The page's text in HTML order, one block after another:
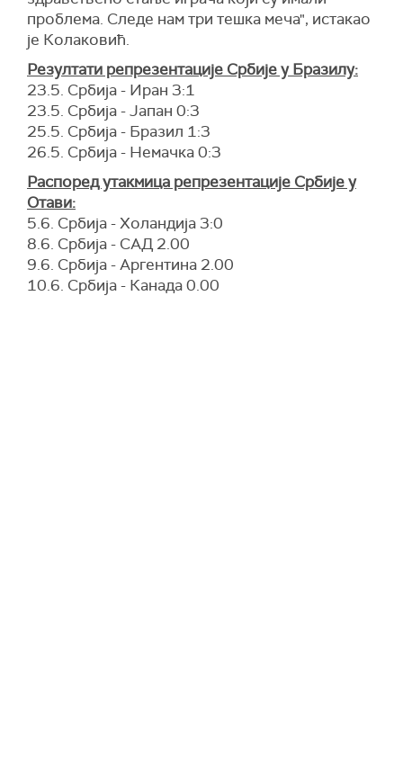
проблема. Следе нам три тешка меча", истакао
је Колаковић.
Резултати репрезентације Србије у Бразилу:
23.5. Србија - Иран 3:1
23.5. Србија - Јапан 0:3
25.5. Србија - Бразил 1:3
26.5. Србија - Немачка 0:3
Распоред утакмица репрезентације Србије у
Отави:
5.6. Србија - Холандија 3:0
8.6. Србија - САД 2.00
9.6. Србија - Аргентина 2.00
10.6. Србија - Канада 0.00